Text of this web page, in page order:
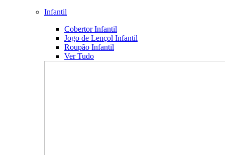
Infantil
Cobertor Infantil
Jogo de Lençol Infantil
Roupão Infantil
Ver Tudo